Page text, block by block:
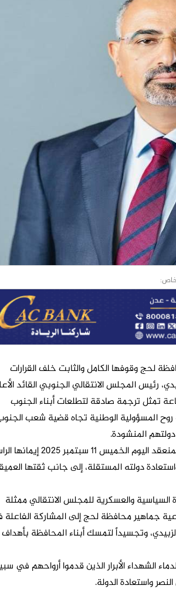
شمالية متورطة في تسليم محافظات
الجنوب.
والالتفاف القيادي.. صمام أمان السيادة
الثاني وسط إدانات ومطالبات قبلية
لحج وقوفها الكامل والثابت خلف القرارات
رئيس المجلس الانتقالي الجنوبي القائد
تمثل ترجمة صادقة لتطلعات أبناء الجنوب
المسؤولية الوطنية تجاه قضية شعب
المنشودة.
وجددت الهيئة التنفيذية في بيان صادر عن اجتماعها المنعقد اليوم الخميس 11
دولته المستقلة، إلى جانب ثقتها
والعسكرية للمجلس الانتقالي ممثلة
جماهير محافظة لحج إلى المشاركة
الزبيدي، وتجسيداً لتمسك أبناء المحافظة بأهداف
الشهداء الأبرار الذين قدموا أرواحهم في
واستعادة الدولة.